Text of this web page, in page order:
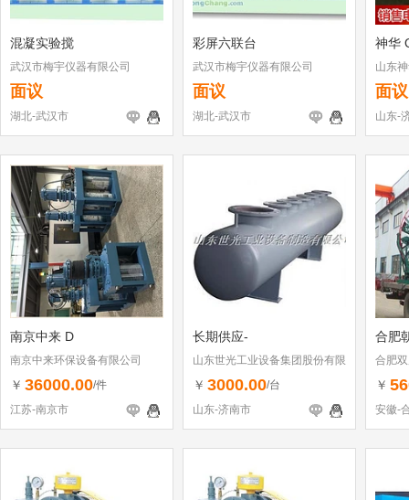
混凝实验搅
武汉市梅宇仪器有限公司
面议
湖北-武汉市
彩屏六联台
武汉市梅宇仪器有限公司
面议
湖北-武汉市
神华
山东
面议
山东-
南京中来 D
南京中来环保设备有限公司
￥ 36000.00/件
江苏-南京市
长期供应-
山东世光工业设备集团股份有限
公司
￥ 3000.00/台
山东-济南市
合肥
合肥
￥
安徽-